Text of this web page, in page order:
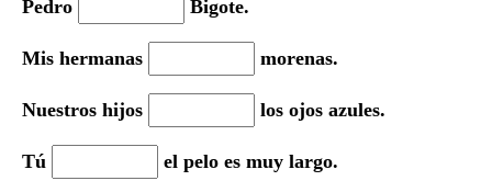
Pedro Bigote.
Mis hermanas morenas.
Nuestros hijos los ojos azules.
Tú el pelo es muy largo.